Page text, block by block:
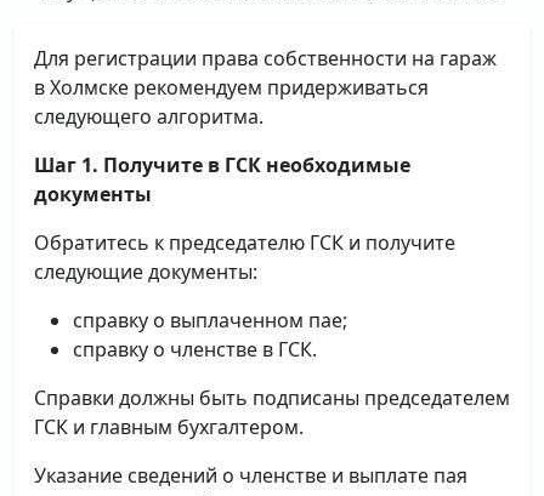
Для регистрации права собственности на гараж
в Холмске рекомендуем придерживаться
следующего алгоритма.
Шаг 1. Получите в ГСК необходимые
документы
Обратитесь к председателю ГСК и получите
следующие документы:
справку о выплаченном пае;
справку о членстве в ГСК.
Справки должны быть подписаны председателем
ГСК и главным бухгалтером.
Указание сведений о членстве и выплате пая